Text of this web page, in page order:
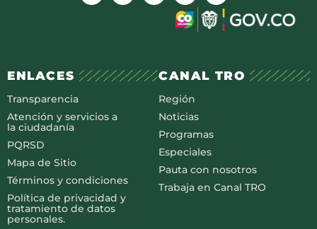
ENLACES
Transparencia
Atención y servicios a
la ciudadanía
PQRSD
Mapa de Sitio
Términos y condiciones
Política de privacidad y
tratamiento de datos
personales.
CANAL TRO
Región
Noticias
Programas
Especiales
Pauta con nosotros
Trabaja en Canal TRO